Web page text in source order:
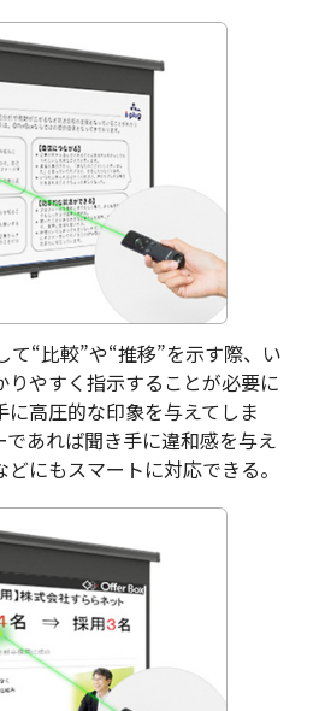
て“比較”や“推移”を示す際、い
りやすく指示することが必要に
高圧的な印象を与えてしま
であれば聞き手に違和感を与え
にもスマートに対応できる。